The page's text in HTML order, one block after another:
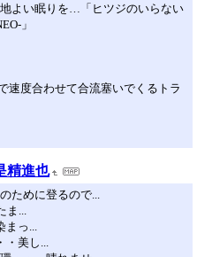
地よい眠りを…「ヒツジのいらない
」
速度合わせて合流塞いでくるトラ
精進也
ために登るので...
...
っ...
美し...